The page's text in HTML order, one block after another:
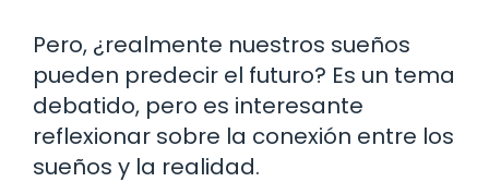
Pero, ¿realmente nuestros sueños
pueden predecir el futuro? Es un tema
debatido, pero es interesante
reflexionar sobre la conexión entre los
sueños y la realidad.